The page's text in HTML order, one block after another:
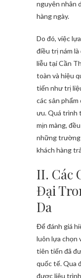
nguyên nhân
hàng ngày.
Do đó, việc
điều trị nám
liễu tại Cần
toàn và hiệu
tiến như trị
các sản
ưu. Quá trình
mịn màng,
những
khách hàng
II. Các
Đại
Da
Để đánh giá
luôn lựa chọn
tiên tiến đã
quốc tế. Qua
được liệu